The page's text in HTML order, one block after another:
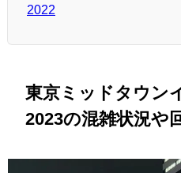
2022
東京ミッドタウン
2023の混雑状況や